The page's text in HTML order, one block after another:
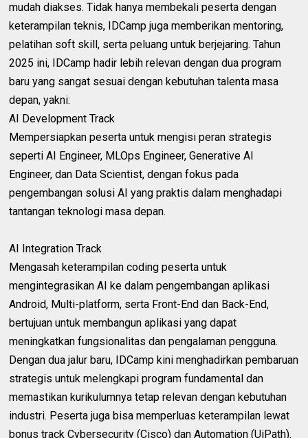
mudah diakses. Tidak hanya membekali peserta dengan
keterampilan teknis, IDCamp juga memberikan mentoring,
pelatihan soft skill, serta peluang untuk berjejaring. Tahun
2025 ini, IDCamp hadir lebih relevan dengan dua program
baru yang sangat sesuai dengan kebutuhan talenta masa
depan, yakni:
‎AI Development Track
‎Mempersiapkan peserta untuk mengisi peran strategis
seperti AI Engineer, MLOps Engineer, Generative AI
Engineer, dan Data Scientist, dengan fokus pada
pengembangan solusi AI yang praktis dalam menghadapi
tantangan teknologi masa depan.
‎AI Integration Track
‎Mengasah keterampilan coding peserta untuk
mengintegrasikan AI ke dalam pengembangan aplikasi
Android, Multi-platform, serta Front-End dan Back-End,
bertujuan untuk membangun aplikasi yang dapat
meningkatkan fungsionalitas dan pengalaman pengguna.
‎Dengan dua jalur baru, IDCamp kini menghadirkan pembaruan
strategis untuk melengkapi program fundamental dan
memastikan kurikulumnya tetap relevan dengan kebutuhan
industri. Peserta juga bisa memperluas keterampilan lewat
bonus track Cybersecurity (Cisco) dan Automation (UiPath).